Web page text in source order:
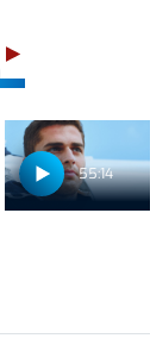
55:14